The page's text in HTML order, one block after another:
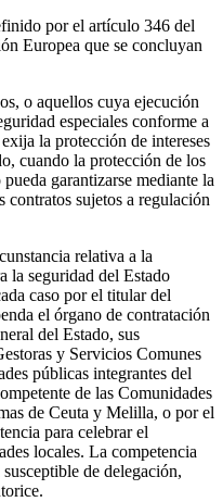
por el artículo 346 del
Europea que se concluyan
o aquellos cuya ejecución
especiales conforme a
la protección de intereses
cuando la protección de los
garantizarse mediante la
contratos sujetos a regulación
relativa a la
la seguridad del Estado
caso por el titular del
el órgano de contratación
del Estado, sus
y Servicios Comunes
públicas integrantes del
de las Comunidades
de Ceuta y Melilla, o por el
para celebrar el
locales. La competencia
de delegación,